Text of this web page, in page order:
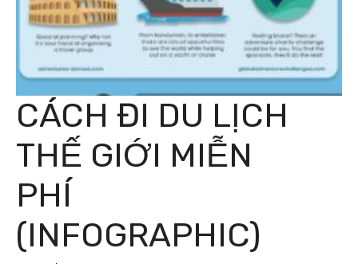
CÁCH ĐI DU LỊCH
THẾ GIỚI MIỄN
PHÍ
(INFOGRAPHIC)